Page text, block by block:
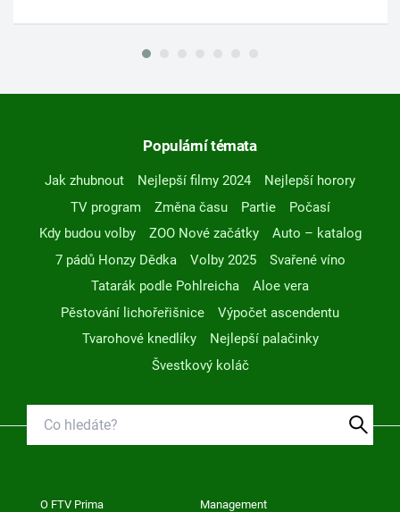
Populární témata
Jak zhubnout Nejlepší filmy 2024
Nejlepší horory
TV program
Změna času Partie
Počasí
Kdy budou volby
ZOO Nové začátky
Auto – katalog
7 pádů Honzy Dědka
Volby 2025
Svařené víno
Tatarák podle Pohlreicha
Aloe vera
Pěstování lichořeřišnice
Výpočet ascendentu
Tvarohové knedlíky
Nejlepší palačinky
Švestkový koláč
O FTV Prima Management